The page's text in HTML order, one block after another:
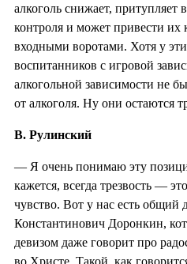
алкоголь снижает, притупляет
контроля и может привести их
входными воротами. Хотя у
воспитанников с игровой
алкогольной зависимости не
от алкоголя. Ну они остаются
В. Рулинский
— Я очень понимаю эту
кажется, всегда трезвость —
чувство. Вот у нас есть общий
Константинович Доронкин,
девизом даже говорит про
во Христе. Такой, как